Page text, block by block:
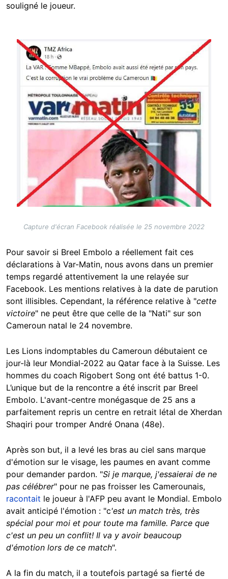
souligné le joueur.
Image
Capture d'écran Facebook réalisée le 25 novembre 2022
Pour savoir si Breel Embolo a réellement fait ces
déclarations à Var-Matin, nous avons dans un premier
temps regardé attentivement la une relayée sur
Facebook. Les mentions relatives à la date de parution
sont illisibles. Cependant, la référence relative à "cette
victoire" ne peut être que celle de la "Nati" sur son
Cameroun natal le 24 novembre.
Les Lions indomptables du Cameroun débutaient ce
jour-là leur Mondial-2022 au Qatar face à la Suisse. Les
hommes du coach Rigobert Song ont été battus 1-0.
L’unique but de la rencontre a été inscrit par Breel
Embolo. L'avant-centre monégasque de 25 ans a
parfaitement repris un centre en retrait létal de Xherdan
Shaqiri pour tromper André Onana (48e).
Après son but, il a levé les bras au ciel sans marque
d'émotion sur le visage, les paumes en avant comme
pour demander pardon. "Si je marque, j'essaierai de ne
pas célébrer" pour ne pas froisser les Camerounais,
racontait le joueur à l'AFP peu avant le Mondial. Embolo
avait anticipé l'émotion : "c'est un match très, très
spécial pour moi et pour toute ma famille. Parce que
c'est un peu un conflit! Il va y avoir beaucoup
d'émotion lors de ce match".
A la fin du match, il a toutefois partagé sa fierté de